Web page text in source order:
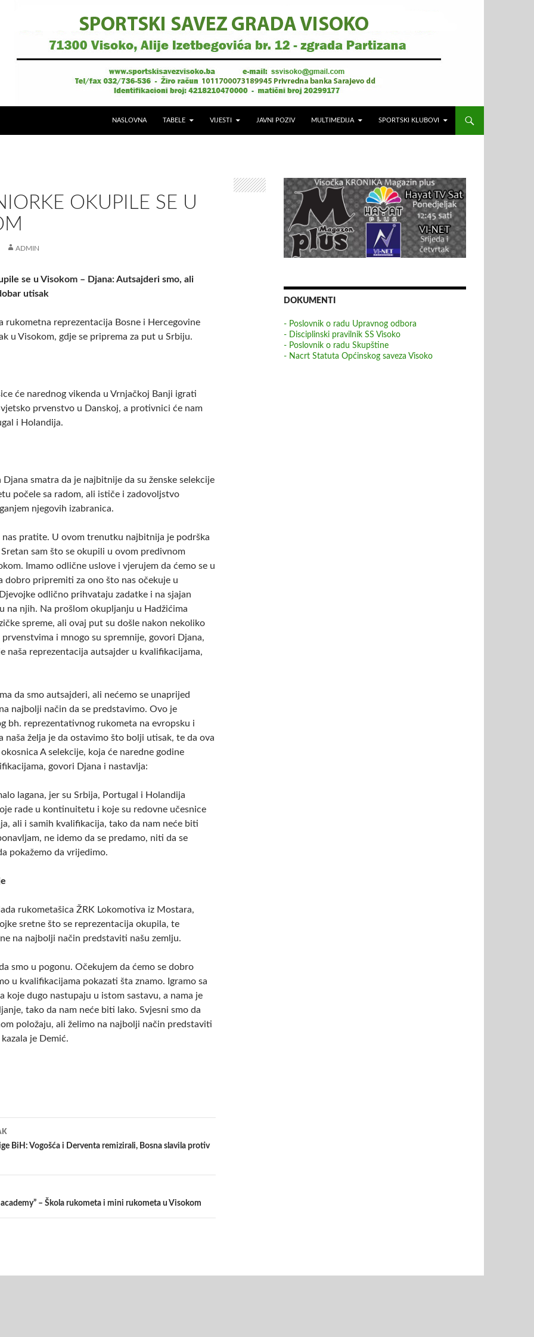
NASLOVNA TABELE VIJESTI JAVNI POZIV MULTIMEDIJA SPORTSKI KLUBOVI
OKUPILE SE U
ADMIN
se u Visokom – Djana: Autsajderi smo, ali
utisak
rukometna reprezentacija Bosne i Hercegovine
u Visokom, gdje se priprema za put u Srbiju.
će narednog vikenda u Vrnjačkoj Banji igrati
prvenstvo u Danskoj, a protivnici će nam
i Holandija.
smatra da je najbitnije da su ženske selekcije
počele sa radom, ali ističe i zadovoljstvo
njegovih izabranica.
nas pratite. U ovom trenutku najbitnija je podrška
sam što se okupili u ovom predivnom
Imamo odlične uslove i vjerujem da ćemo se u
dobro pripremiti za ono što nas očekuje u
odlično prihvataju zadatke i na sjajan
na njih. Na prošlom okupljanju u Hadžićima
spreme, ali ovaj put su došle nakon nekoliko
i mnogo su spremnije, govori Djana,
naša reprezentacija autsajder u kvalifikacijama,
da smo autsajderi, ali nećemo se unaprijed
najbolji način da se predstavimo. Ovo je
bh. reprezentativnog rukometa na evropsku i
naša želja je da ostavimo što bolji utisak, te da ova
A selekcije, koja će naredne godine
govori Djana i nastavlja:
lagana, jer su Srbija, Portugal i Holandija
rade u kontinuitetu i koje su redovne učesnice
ali i samih kvalifikacija, tako da nam neće biti
ne idemo da se predamo, niti da se
pokažemo da vrijedimo.
rukometašica ŽRK Lokomotiva iz Mostara,
sretne što se reprezentacija okupila, te
na najbolji način predstaviti našu zemlju.
smo u pogonu. Očekujem da ćemo se dobro
u kvalifikacijama pokazati šta znamo. Igramo sa
koje dugo nastupaju u istom sastavu, a nama je
tako da nam neće biti lako. Svjesni smo da
položaju, ali želimo na najbolji način predstaviti
je Demić.
BiH: Vogošća i Derventa remizirali, Bosna slavila protiv
– Škola rukometa i mini rukometa u Visokom
DOKUMENTI
- Poslovnik o radu Upravnog odbora
- Disciplinski pravilnik SS Visoko
- Poslovnik o radu Skupštine
- Nacrt Statuta Općinskog saveza Visoko